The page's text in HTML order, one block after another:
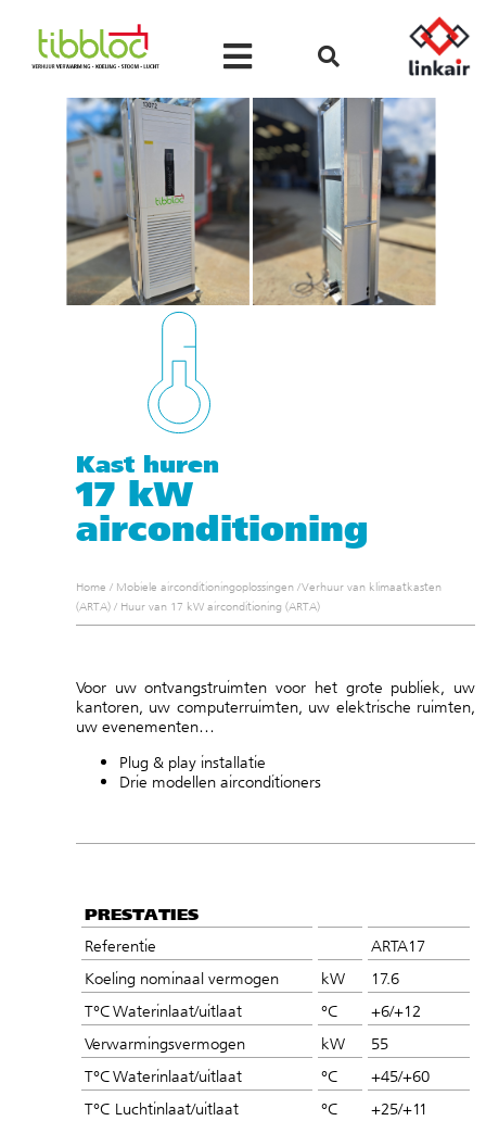
Kast huren
17 kW
airconditioning
Home / Mobiele airconditioningoplossingen /Verhuur van klimaatkasten
(ARTA) / Huur van 17 kW airconditioning (ARTA)
Voor uw ontvangstruimten voor het grote publiek, uw
kantoren, uw computerruimten, uw elektrische ruimten,
uw evenementen…
Plug & play installatie
Drie modellen airconditioners
PRESTATIES
Referentie
ARTA17
Koeling nominaal vermogen
kW
17.6
T°C Waterinlaat/uitlaat
°C
+6/+12
Verwarmingsvermogen
kW
55
T°C Waterinlaat/uitlaat
°C
+45/+60
T°C Luchtinlaat/uitlaat
°C +25/+11